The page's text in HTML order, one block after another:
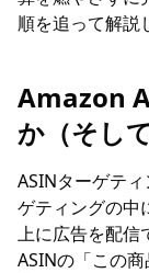
順を追って解説
Amazon
か（そし
ASINターゲテ
ゲティングの中
上に広告を配信
ASINの「この